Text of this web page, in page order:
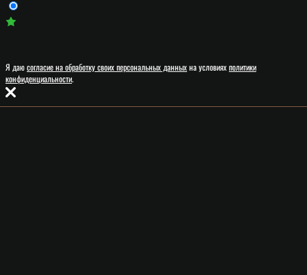
Я даюсогласие на обработку своих персональных данныхна условияхполитики
конфиденциальности.